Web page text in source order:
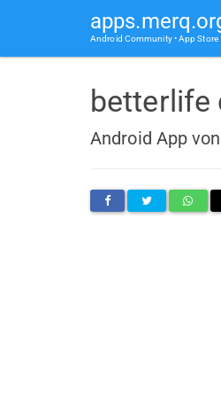
Android Community • App Store
betterlife
Android App von